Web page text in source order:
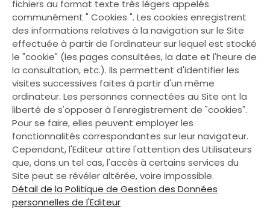
fichiers au format texte très légers appelés
communément " Cookies ". Les cookies enregistrent
des informations relatives à la navigation sur le Site
effectuée à partir de l'ordinateur sur lequel est stocké
le "cookie" (les pages consultées, la date et l'heure de
la consultation, etc.). Ils permettent d'identifier les
visites successives faites à partir d'un même
ordinateur. Les personnes connectées au Site ont la
liberté de s'opposer à l'enregistrement de "cookies".
Pour se faire, elles peuvent employer les
fonctionnalités correspondantes sur leur navigateur.
Cependant, l'Editeur attire l'attention des Utilisateurs
que, dans un tel cas, l'accès à certains services du
Site peut se révéler altérée, voire impossible.
Détail de la Politique de Gestion des Données
personnelles de l'Editeur